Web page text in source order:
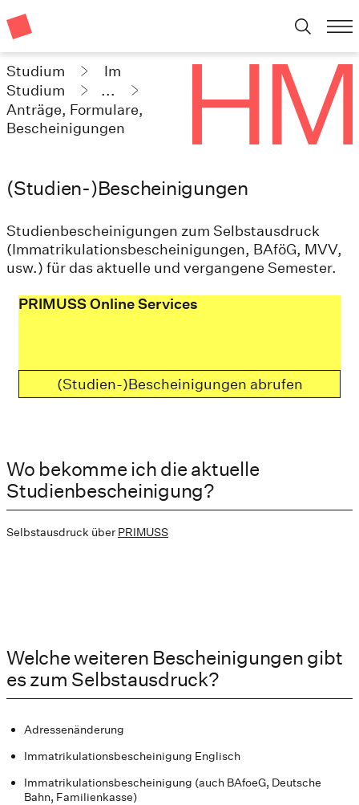
Studium
Im
Studium
...
Anträge, Formulare,
Bescheinigungen
(Studien-)Bescheinigungen
Studienbescheinigungen zum Selbstausdruck
(Immatrikulationsbescheinigungen, BAföG, MVV,
usw.) für das aktuelle und vergangene Semester.
PRIMUSS Online Services
(Studien-)Bescheinigungen abrufen
Wo bekomme ich die aktuelle
Studienbescheinigung?
Selbstausdruck überPRIMUSS
Welche weiteren Bescheinigungen gibt
es zum Selbstausdruck?
Adressenänderung
Immatrikulationsbescheinigung Englisch
Immatrikulationsbescheinigung (auch BAfoeG, Deutsche
Bahn, Familienkasse)